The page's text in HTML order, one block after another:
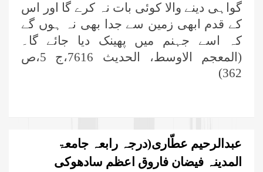
گواہی دینے والا کوئی بات نہ کرے گا اور اس
کے قدم ابھی زمین سے جدا بھی نہ ہوں گے
کہ اسے جہنم میں پھینک دیا جائے گا۔
(المعجم الاوسط، الحدیث 7616،ج 5،ص
362)
عبدالرحیم عطّاری(درجہ رابعہ جامعۃ
المدینہ فیضان فاروق اعظم سادھوکی